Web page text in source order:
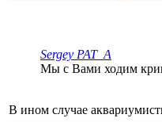
Sergey PAT_A
Мы с Вами ходим
В ином случае